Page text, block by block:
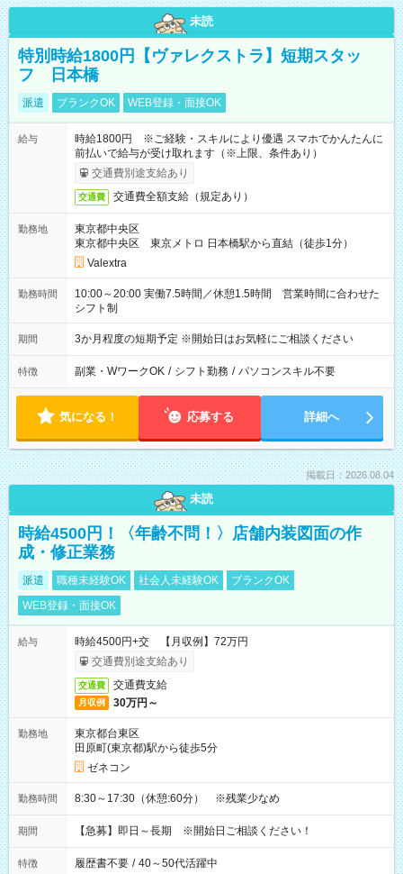
未読
特別時給1800円【ヴァレクストラ】短期スタッ
フ 日本橋
派遣 ブランクOK WEB登録・面接OK
給与
時給1800円 ※ご経験・スキルにより優遇 スマホでかんたんに
前払いで給与が受け取れます（※上限、条件あり）
交通費別途支給あり
交通費 交通費全額支給（規定あり）
勤務地
東京都中央区
東京都中央区 東京メトロ 日本橋駅から直結（徒歩1分）
Valextra
勤務時間
10:00～20:00 実働7.5時間／休憩1.5時間 営業時間に合わせた
シフト制
期間 3か月程度の短期予定 ※開始日はお気軽にご相談ください
特徴 副業・WワークOK / シフト勤務 / パソコンスキル不要
気になる！ 応募する 詳細へ
掲載日：2026.08.04
未読
時給4500円！〈年齢不問！〉店舗内装図面の作
成・修正業務
派遣 職種未経験OK 社会人未経験OK
ブランクOK
WEB登録・面接OK
給与
時給4500円+交 【月収例】72万円
交通費別途支給あり
交通費 交通費支給
月収例 30万円～
勤務地
東京都台東区
田原町(東京都)駅から徒歩5分
ゼネコン
勤務時間 8:30～17:30（休憩:60分） ※残業少なめ
期間 【急募】即日～長期 ※開始日ご相談ください！
特徴 履歴書不要 / 40～50代活躍中